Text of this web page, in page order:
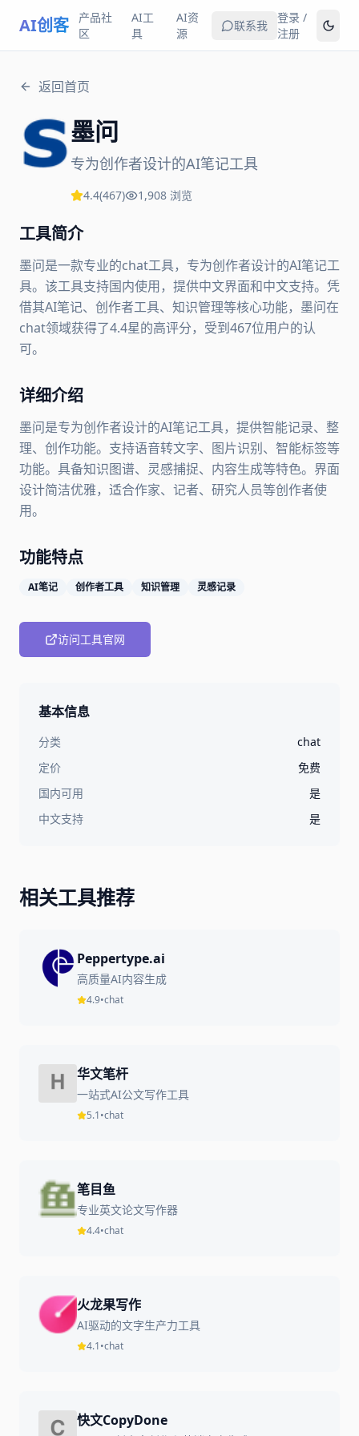
AI创客
产品社
区
AI工
具
AI资
源
联系我
登录 /
注册
返回首页
墨问
专为创作者设计的AI笔记工具
4.4(467) 1,908 浏览
工具简介
墨问是一款专业的chat工具，专为创作者设计的AI笔记工
具。该工具支持国内使用，提供中文界面和中文支持。凭
借其AI笔记、创作者工具、知识管理等核心功能，墨问在
chat领域获得了4.4星的高评分，受到467位用户的认
可。
详细介绍
墨问是专为创作者设计的AI笔记工具，提供智能记录、整
理、创作功能。支持语音转文字、图片识别、智能标签等
功能。具备知识图谱、灵感捕捉、内容生成等特色。界面
设计简洁优雅，适合作家、记者、研究人员等创作者使
用。
功能特点
AI笔记 创作者工具 知识管理 灵感记录
访问工具官网
基本信息
分类
chat
定价
免费
国内可用
是
中文支持
是
相关工具推荐
Peppertype.ai
高质量AI内容生成
4.9•chat
华文笔杆
一站式AI公文写作工具
5.1•chat
笔目鱼
专业英文论文写作器
4.4•chat
火龙果写作
AI驱动的文字生产力工具
4.1•chat
快文CopyDone